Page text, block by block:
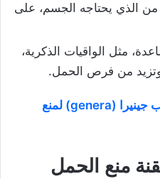
من الذي يحتاجه الجسم، على
مثل الواقيات الذكرية،
من فرص الحمل.
تجاربكم مع حبوب جينيرا (genera) لمنع
منع الحمل